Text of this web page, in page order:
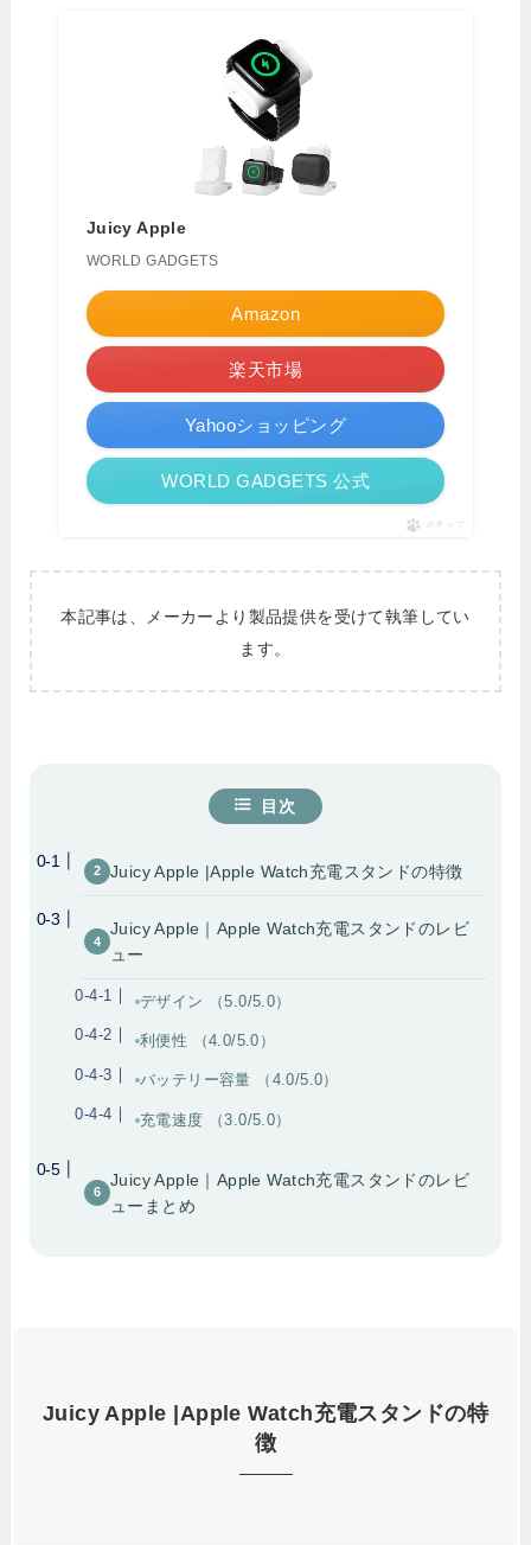
Juicy Apple
WORLD GADGETS
Amazon
楽天市場
Yahooショッピング
WORLD GADGETS 公式
ポチップ
本記事は、メーカーより製品提供を受けて執筆してい
ます。
目次
Juicy Apple |Apple Watch充電スタンドの特徴
Juicy Apple｜Apple Watch充電スタンドのレビ
ュー
デザイン （5.0/5.0）
利便性 （4.0/5.0）
バッテリー容量 （4.0/5.0）
充電速度 （3.0/5.0）
Juicy Apple｜Apple Watch充電スタンドのレビ
ューまとめ
Juicy Apple | Apple Watch充電スタンドの特
徴